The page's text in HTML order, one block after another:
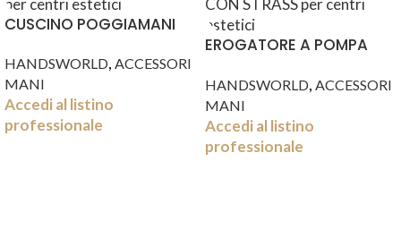
CUSCINO POGGIAMANI
HANDSWORLD, ACCESSORI
MANI
Accedi al listino
professionale
EROGATORE A POMPA
HANDSWORLD, ACCESSORI
MANI
Accedi al listino
professionale